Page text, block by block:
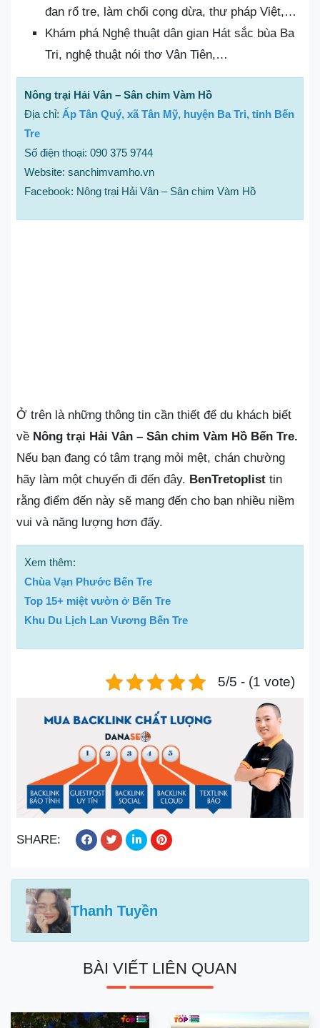
đan rổ tre, làm chổi cọng dừa, thư pháp Việt,…
Khám phá Nghệ thuật dân gian Hát sắc bùa Ba
Tri, nghệ thuật nói thơ Vân Tiên,…
Nông trại Hải Vân – Sân chim Vàm Hồ
Địa chỉ: Ấp Tân Quý, xã Tân Mỹ, huyện Ba Tri, tỉnh Bến
Tre
Số điện thoại: 090 375 9744
Website: sanchimvamho.vn
Facebook: Nông trại Hải Vân – Sân chim Vàm Hồ
Ở trên là những thông tin cần thiết để du khách biết
về Nông trại Hải Vân – Sân chim Vàm Hồ Bến Tre.
Nếu bạn đang có tâm trạng mỏi mệt, chán chường
hãy làm một chuyến đi đến đây. BenTretoplist tin
rằng điểm đến này sẽ mang đến cho bạn nhiều niềm
vui và năng lượng hơn đấy.
Xem thêm:
Chùa Vạn Phước Bến Tre
Top 15+ miệt vườn ở Bến Tre
Khu Du Lịch Lan Vương Bến Tre
5/5 - (1 vote)
SHARE:
Thanh Tuyền
BÀI VIẾT LIÊN QUAN